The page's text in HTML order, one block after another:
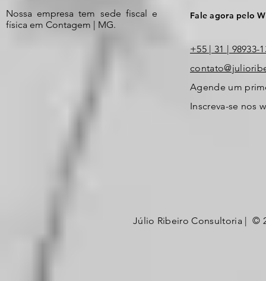
Nossa empresa tem sede fiscal e
física em Contagem | MG.
Fale agora pelo
+55 | 31 | 98933-
Agende um
Inscreva-se nos
Júlio Ribeiro Consultoria | ©